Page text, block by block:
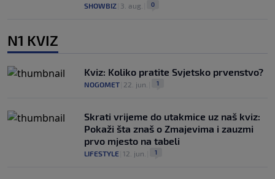
SHOWBIZ 3. aug. 0
N1 KVIZ
Kviz: Koliko pratite Svjetsko prvenstvo?
NOGOMET 22. jun. 1
Skrati vrijeme do utakmice uz naš kviz:
Pokaži šta znaš o Zmajevima i zauzmi
prvo mjesto na tabeli
LIFESTYLE 12. jun. 1